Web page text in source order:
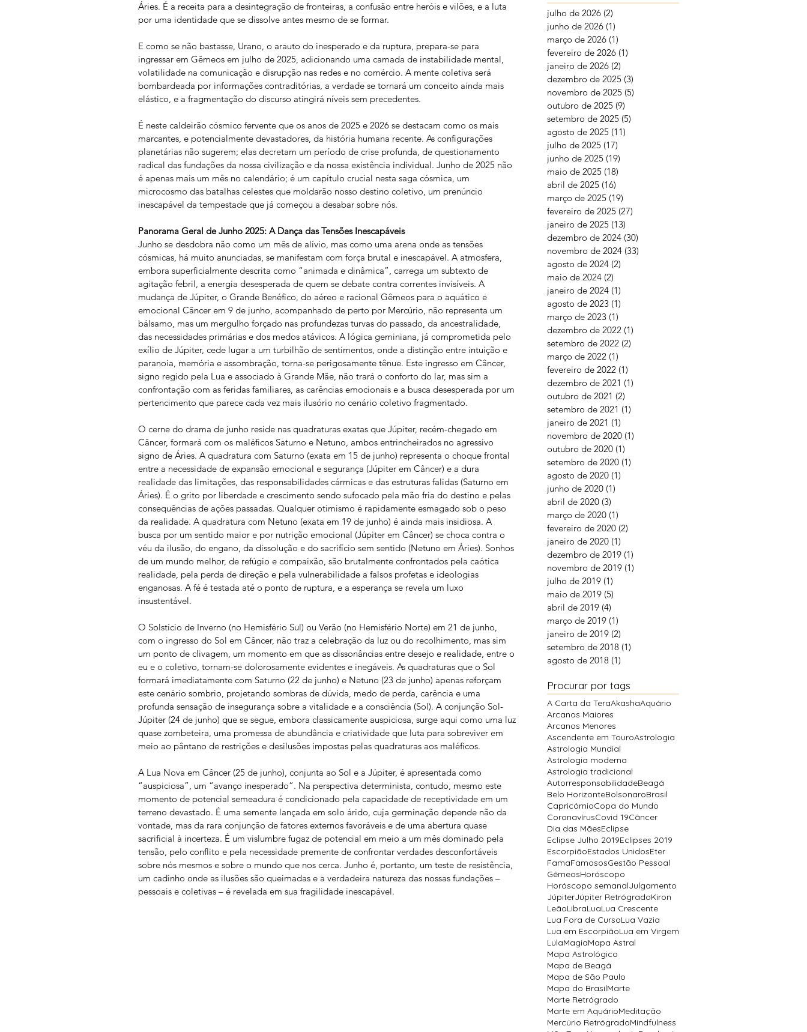
Áries. É a receita para a desintegração de fronteiras, a confusão entre heróis e vilões, e a luta
por uma identidade que se dissolve antes mesmo de se formar.
E como se não bastasse, Urano, o arauto do inesperado e da ruptura, prepara-se para
ingressar em Gêmeos em julho de 2025, adicionando uma camada de instabilidade mental,
volatilidade na comunicação e disrupção nas redes e no comércio. A mente coletiva será
bombardeada por informações contraditórias, a verdade se tornará um conceito ainda mais
elástico, e a fragmentação do discurso atingirá níveis sem precedentes.
É neste caldeirão cósmico fervente que os anos de 2025 e 2026 se destacam como os mais
marcantes, e potencialmente devastadores, da história humana recente. As configurações
planetárias não sugerem; elas decretam um período de crise profunda, de questionamento
radical das fundações da nossa civilização e da nossa existência individual. Junho de 2025 não
é apenas mais um mês no calendário; é um capítulo crucial nesta saga cósmica, um
microcosmo das batalhas celestes que moldarão nosso destino coletivo, um prenúncio
inescapável da tempestade que já começou a desabar sobre nós.
Panorama Geral de Junho 2025: A Dança das Tensões Inescapáveis
Junho se desdobra não como um mês de alívio, mas como uma arena onde as tensões
cósmicas, há muito anunciadas, se manifestam com força brutal e inescapável. A atmosfera,
embora superficialmente descrita como “animada e dinâmica”, carrega um subtexto de
agitação febril, a energia desesperada de quem se debate contra correntes invisíveis. A
mudança de Júpiter, o Grande Benéfico, do aéreo e racional Gêmeos para o aquático e
emocional Câncer em 9 de junho, acompanhado de perto por Mercúrio, não representa um
bálsamo, mas um mergulho forçado nas profundezas turvas do passado, da ancestralidade,
das necessidades primárias e dos medos atávicos. A lógica geminiana, já comprometida pelo
exílio de Júpiter, cede lugar a um turbilhão de sentimentos, onde a distinção entre intuição e
paranoia, memória e assombração, torna-se perigosamente tênue. Este ingresso em Câncer,
signo regido pela Lua e associado à Grande Mãe, não trará o conforto do lar, mas sim a
confrontação com as feridas familiares, as carências emocionais e a busca desesperada por um
pertencimento que parece cada vez mais ilusório no cenário coletivo fragmentado.
O cerne do drama de junho reside nas quadraturas exatas que Júpiter, recém-chegado em
Câncer, formará com os maléficos Saturno e Netuno, ambos entrincheirados no agressivo
signo de Áries. A quadratura com Saturno (exata em 15 de junho) representa o choque frontal
entre a necessidade de expansão emocional e segurança (Júpiter em Câncer) e a dura
realidade das limitações, das responsabilidades cármicas e das estruturas falidas (Saturno em
Áries). É o grito por liberdade e crescimento sendo sufocado pela mão fria do destino e pelas
consequências de ações passadas. Qualquer otimismo é rapidamente esmagado sob o peso
da realidade. A quadratura com Netuno (exata em 19 de junho) é ainda mais insidiosa. A
busca por um sentido maior e por nutrição emocional (Júpiter em Câncer) se choca contra o
véu da ilusão, do engano, da dissolução e do sacrifício sem sentido (Netuno em Áries). Sonhos
de um mundo melhor, de refúgio e compaixão, são brutalmente confrontados pela caótica
realidade, pela perda de direção e pela vulnerabilidade a falsos profetas e ideologias
enganosas. A fé é testada até o ponto de ruptura, e a esperança se revela um luxo
insustentável.
O Solstício de Inverno (no Hemisfério Sul) ou Verão (no Hemisfério Norte) em 21 de junho,
com o ingresso do Sol em Câncer, não traz a celebração da luz ou do recolhimento, mas sim
um ponto de clivagem, um momento em que as dissonâncias entre desejo e realidade, entre o
eu e o coletivo, tornam-se dolorosamente evidentes e inegáveis. As quadraturas que o Sol
formará imediatamente com Saturno (22 de junho) e Netuno (23 de junho) apenas reforçam
este cenário sombrio, projetando sombras de dúvida, medo de perda, carência e uma
profunda sensação de insegurança sobre a vitalidade e a consciência (Sol). A conjunção Sol-
Júpiter (24 de junho) que se segue, embora classicamente auspiciosa, surge aqui como uma luz
quase zombeteira, uma promessa de abundância e criatividade que luta para sobreviver em
meio ao pântano de restrições e desilusões impostas pelas quadraturas aos maléficos.
A Lua Nova em Câncer (25 de junho), conjunta ao Sol e a Júpiter, é apresentada como
“auspiciosa”, um “avanço inesperado”. Na perspectiva determinista, contudo, mesmo este
momento de potencial semeadura é condicionado pela capacidade de receptividade em um
terreno devastado. É uma semente lançada em solo árido, cuja germinação depende não da
vontade, mas da rara conjunção de fatores externos favoráveis e de uma abertura quase
sacrificial à incerteza. É um vislumbre fugaz de potencial em meio a um mês dominado pela
tensão, pelo conflito e pela necessidade premente de confrontar verdades desconfortáveis
sobre nós mesmos e sobre o mundo que nos cerca. Junho é, portanto, um teste de resistência,
um cadinho onde as ilusões são queimadas e a verdadeira natureza das nossas fundações –
pessoais e coletivas – é revelada em sua fragilidade inescapável.
julho de 2026 (2)
junho de 2026 (1)
março de 2026 (1)
fevereiro de 2026 (1)
janeiro de 2026 (2)
dezembro de 2025 (3)
novembro de 2025 (5)
outubro de 2025 (9)
setembro de 2025 (5)
agosto de 2025 (11)
julho de 2025 (17)
junho de 2025 (19)
maio de 2025 (18)
abril de 2025 (16)
março de 2025 (19)
fevereiro de 2025 (27)
janeiro de 2025 (13)
dezembro de 2024 (30)
novembro de 2024 (33)
agosto de 2024 (2)
maio de 2024 (2)
janeiro de 2024 (1)
agosto de 2023 (1)
março de 2023 (1)
dezembro de 2022 (1)
setembro de 2022 (2)
março de 2022 (1)
fevereiro de 2022 (1)
dezembro de 2021 (1)
outubro de 2021 (2)
setembro de 2021 (1)
janeiro de 2021 (1)
novembro de 2020 (1)
outubro de 2020 (1)
setembro de 2020 (1)
agosto de 2020 (1)
junho de 2020 (1)
abril de 2020 (3)
março de 2020 (1)
fevereiro de 2020 (2)
janeiro de 2020 (1)
dezembro de 2019 (1)
novembro de 2019 (1)
julho de 2019 (1)
maio de 2019 (5)
abril de 2019 (4)
março de 2019 (1)
janeiro de 2019 (2)
setembro de 2018 (1)
agosto de 2018 (1)
Procurar por tags
A Carta da TeraAkashaAquário
Arcanos Maiores
Arcanos Menores
Ascendente em TouroAstrologia
Astrologia Mundial
Astrologia moderna
Astrologia tradicional
AutorresponsabilidadeBeagá
Belo HorizonteBolsonaroBrasil
CapricórnioCopa do Mundo
CoronavírusCovid 19Câncer
Dia das MãesEclipse
Eclipse Julho 2019Eclipses 2019
EscorpiãoEstados UnidosEter
FamaFamososGestão Pessoal
GêmeosHoróscopo
Horóscopo semanalJulgamento
JúpiterJúpiter RetrógradoKiron
LeãoLibraLuaLua Crescente
Lua Fora de CursoLua Vazia
Lua em EscorpiãoLua em Virgem
LulaMagiaMapa Astral
Mapa Astrológico
Mapa de Beagá
Mapa de São Paulo
Mapa do BrasilMarte
Marte Retrógrado
Marte em AquárioMeditação
Mercúrio RetrógradoMindfulness